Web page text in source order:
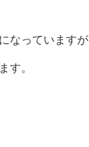
なっていますが
す。